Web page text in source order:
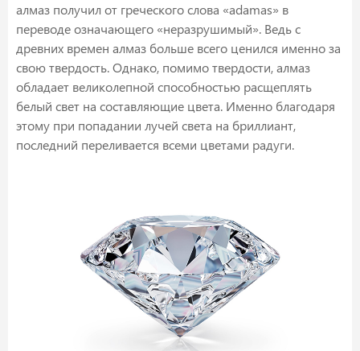
алмаз получил от греческого слова «adamas» в
переводе означающего «неразрушимый». Ведь с
древних времен алмаз больше всего ценился именно за
свою твердость. Однако, помимо твердости, алмаз
обладает великолепной способностью расщеплять
белый свет на составляющие цвета. Именно благодаря
этому при попадании лучей света на бриллиант,
последний переливается всеми цветами радуги.